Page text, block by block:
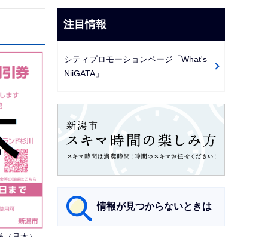
注目情報
シティプロモーションページ「What's
NiiGATA」
情報が見つからないときは